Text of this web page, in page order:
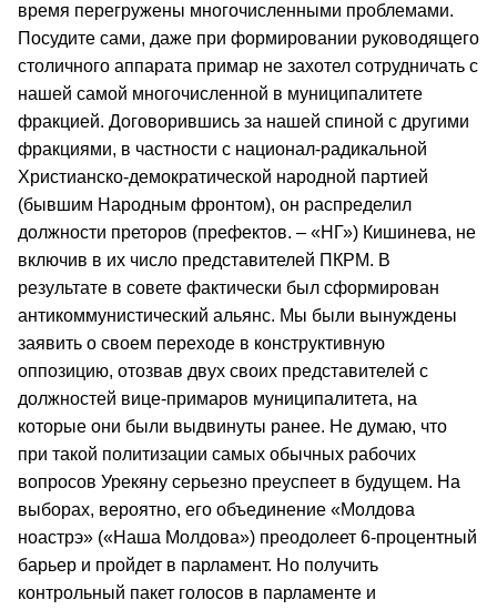
время перегружены многочисленными проблемами.
Посудите сами, даже при формировании руководящего
столичного аппарата примар не захотел сотрудничать с
нашей самой многочисленной в муниципалитете
фракцией. Договорившись за нашей спиной с другими
фракциями, в частности с национал-радикальной
Христианско-демократической народной партией
(бывшим Народным фронтом), он распределил
должности преторов (префектов. – «НГ») Кишинева, не
включив в их число представителей ПКРМ. В
результате в совете фактически был сформирован
антикоммунистический альянс. Мы были вынуждены
заявить о своем переходе в конструктивную
оппозицию, отозвав двух своих представителей с
должностей вице-примаров муниципалитета, на
которые они были выдвинуты ранее. Не думаю, что
при такой политизации самых обычных рабочих
вопросов Урекяну серьезно преуспеет в будущем. На
выборах, вероятно, его объединение «Молдова
ноастрэ» («Наша Молдова») преодолеет 6-процентный
барьер и пройдет в парламент. Но получить
контрольный пакет голосов в парламенте и